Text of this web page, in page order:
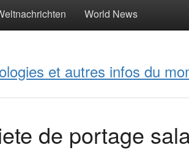
World News
et autres infos du
de portage